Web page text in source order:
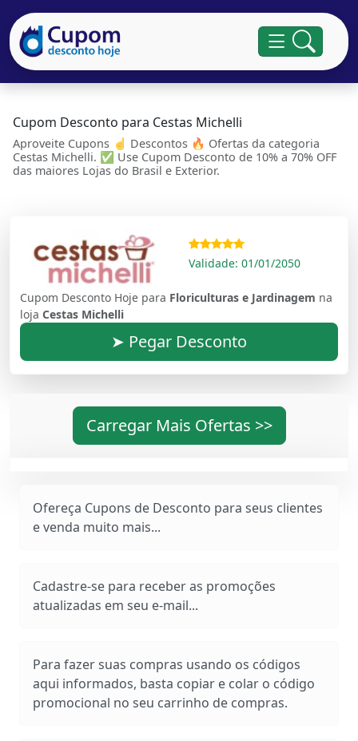
Cupom Desconto para Cestas Michelli
Aproveite Cupons ☝ Descontos 🔥 Ofertas da categoria
Cestas Michelli. ✅ Use Cupom Desconto de 10% a 70% OFF
das maiores Lojas do Brasil e Exterior.
Validade: 01/01/2050
Cupom Desconto Hoje para Floriculturas e Jardinagem na
loja Cestas Michelli
➤ Pegar Desconto
Carregar Mais Ofertas >>
Ofereça Cupons de Desconto para seus clientes
e venda muito mais...
Cadastre-se para receber as promoções
atualizadas em seu e-mail...
Para fazer suas compras usando os códigos
aqui informados, basta copiar e colar o código
promocional no seu carrinho de compras.